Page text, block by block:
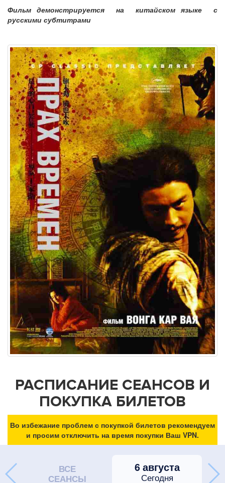
Фильм демонстрируется на китайском языке с
русскими субтитрами
РАСПИСАНИЕ СЕАНСОВ И
ПОКУПКА БИЛЕТОВ
Во избежание проблем с покупкой билетов рекомендуем
и просим отключить на время покупки Ваш VPN.
ВСЕ
СЕАНСЫ
6 августа
Сегодня